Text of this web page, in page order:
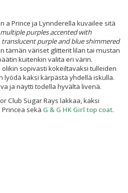
a Prince ja Lynnderella kuvailee sitä
multiple purples accented with
purple and blue shimmered
tämän väriset glitterit lilan tai mustan
kuitenkin valita eri värin.
sopivasti kokeiltavaksi tulleiden
lyödä kaksi kärpästä yhdellä iskulla.
ja näytti todella hyvältä livenä.
Club Sugar Rays lakkaa, kaksi
sekä G & G HK Girl top coat.